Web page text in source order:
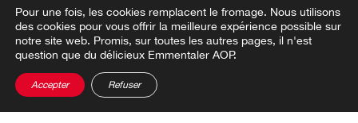
Pour une fois, les cookies remplacent le fromage. Nous utilisons
des cookies pour vous offrir la meilleure expérience possible sur
notre site web. Promis, sur toutes les autres pages, il n'est
question que du délicieux Emmentaler AOP.
Accepter Refuser